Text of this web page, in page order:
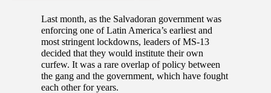
Last month, as the Salvadoran government was
enforcing one of Latin America’s earliest and
most stringent lockdowns, leaders of MS-13
decided that they would institute their own
curfew. It was a rare overlap of policy between
the gang and the government, which have fought
each other for years.